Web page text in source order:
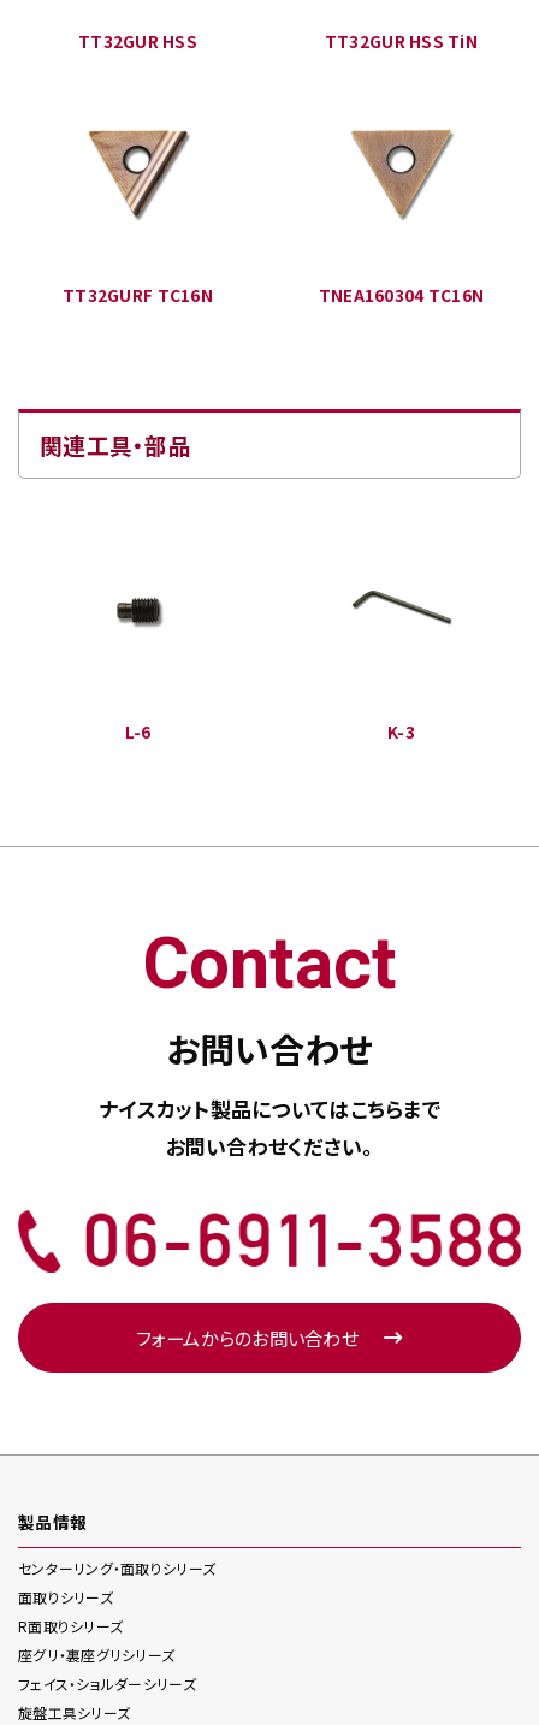
TT32GUR HSS TT32GUR HSS TiN
TT32GURF TC16N TNEA160304 TC16N
関連工具・部品
L-6 K-3
Contact
お問い合わせ
ナイスカット製品についてはこちらまで
お問い合わせください。
フォームからのお問い合わせ
製品情報
センターリング・面取りシリーズ
面取りシリーズ
R面取りシリーズ
座グリ・裏座グリシリーズ
フェイス・ショルダーシリーズ
旋盤工具シリーズ